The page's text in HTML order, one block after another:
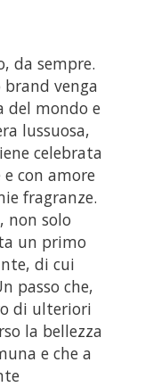
da sempre.
brand venga
del mondo e
lussuosa,
celebrata
con amore
fragranze.
non solo
un primo
di cui
passo che,
di ulteriori
la bellezza
e che a